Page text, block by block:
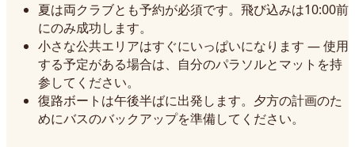
夏は両クラブとも予約が必須です。飛び込みは10:00前
にのみ成功します。
小さな公共エリアはすぐにいっぱいになります — 使用
する予定がある場合は、自分のパラソルとマットを持
参してください。
復路ボートは午後半ばに出発します。夕方の計画のた
めにバスのバックアップを準備してください。